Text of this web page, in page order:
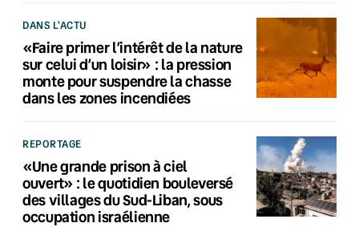
DANS L'ACTU
«Faire primer l’intérêt de la nature
sur celui d’un loisir» : la pression
monte pour suspendre la chasse
dans les zones incendiées
REPORTAGE
«Une grande prison à ciel
ouvert» : le quotidien bouleversé
des villages du Sud-Liban, sous
occupation israélienne